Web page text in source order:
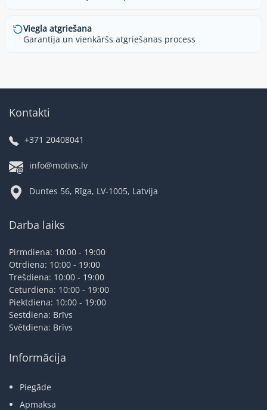
Viegla atgriešana
Garantija un vienkāršs atgriešanas process
Kontakti
+371 20408041
info@motivs.lv
Duntes 56, Rīga, LV-1005, Latvija
Darba laiks
Pirmdiena: 10:00 - 19:00
Otrdiena: 10:00 - 19:00
Trešdiena: 10:00 - 19:00
Ceturdiena: 10:00 - 19:00
Piektdiena: 10:00 - 19:00
Sestdiena: Brīvs
Svētdiena: Brīvs
Informācija
Piegāde
Apmaksa